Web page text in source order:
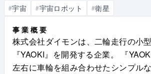
#宇宙 #宇宙ロボット #衛星
事業概要
株式会社ダイモンは、二輪走行の小
『YAOKI』を開発する企業。 『
左右に車輪を組み合わせたシンプル